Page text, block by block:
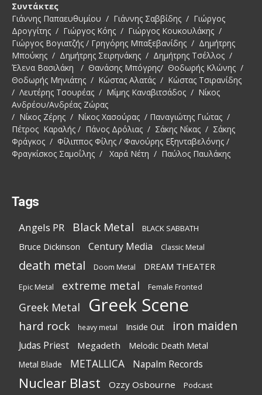
Συντάκτες
Γιάννης Παπαευθυμίου / Γιάννης Σαββίδης / Γιώργος
Δρογγίτης / Γιώργος Κόης / Γιώργος Κουκουλάκης /
Γιώργος Βογιατζής / Γρηγόρης Μπαξεβανίδης / Δημήτρης
Μπούκης / Δημήτρης Σειρηνάκης / Δημήτρης Τσέλλος /
Έλενα Βασιλάκη / Θανάσης Μπόγρης/ Θοδωρής Κλώνης /
Θοδωρής Μηνιάτης / Κώστας Αλατάς / Κώστας Τσιρανίδης
/ Λευτέρης Τσουρέας / Μίμης Καναβιτσάδος / Νίκος
Ανδρέου/Ανδρέας Ζώρας
/ Νίκος Ζέρης / Νίκος Χασούρας / Παναγιώτης Γιώτας /
Πέτρος Καραλής / Πάνος Δρόλιας / Σάκης Νίκας / Σάκης
Φράγκος / Φίλιππος Φίλης / Φανούρης Εξηνταβελόνης /
Φραγκίσκος Σαμοΐλης / Χαρά Νέτη / Παύλος Παυλάκης
Tags
Angels PR Black Metal BLACK SABBATH
Bruce Dickinson Century Media Classic Metal
death metal Doom Metal DREAM THEATER
Epic Metal extreme metal Female Fronted
Greek Metal Greek Scene
hard rock heavy metal Inside Out iron maiden
Judas Priest Megadeth Melodic Death Metal
Metal Blade METALLICA Napalm Records
Nuclear Blast Ozzy Osbourne Podcast